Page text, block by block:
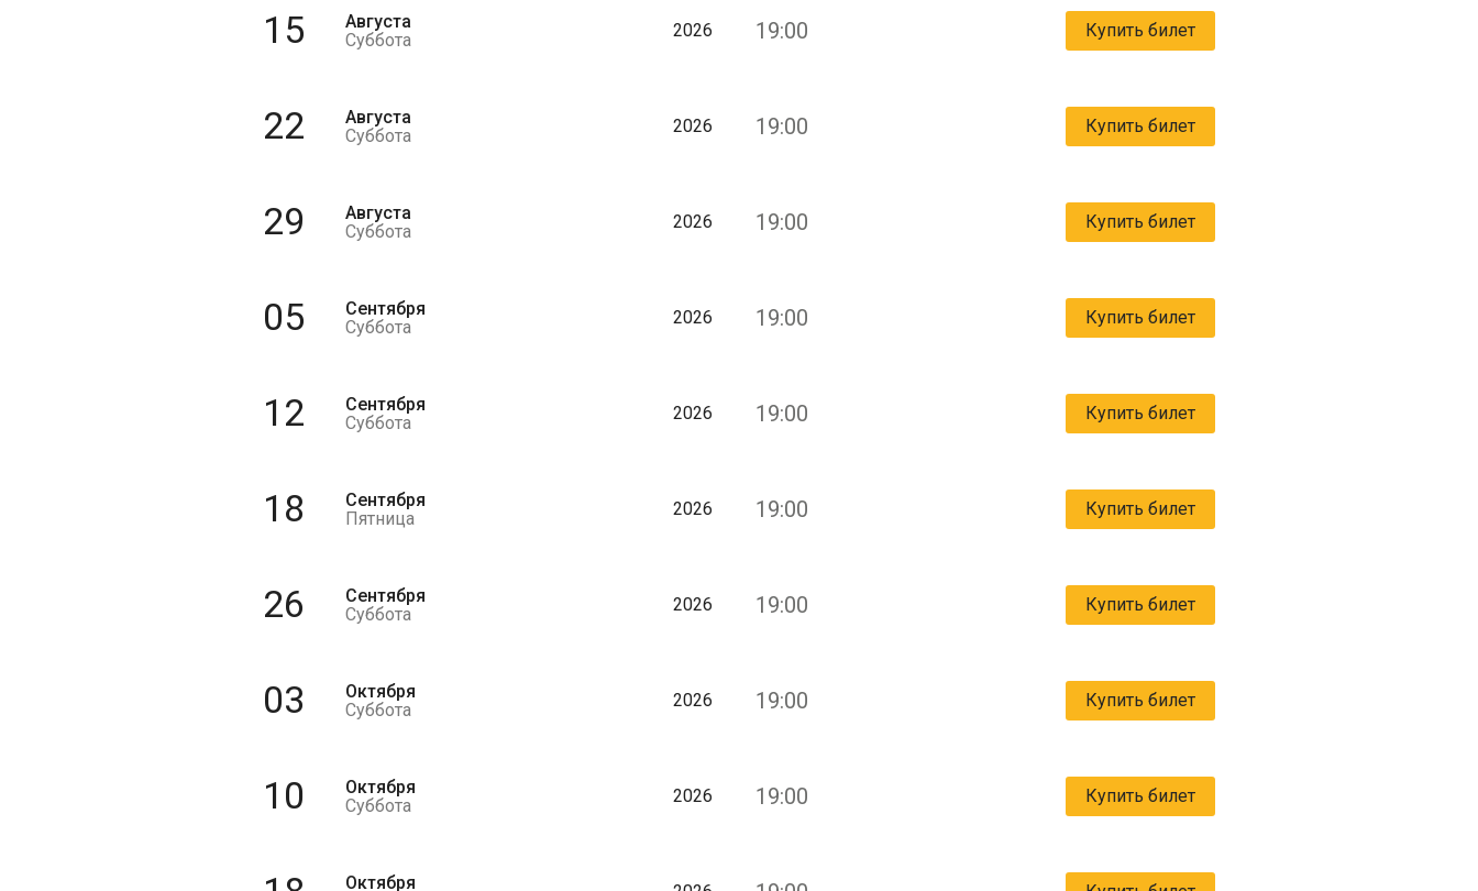
15
Августа
Суббота
2026 19:00 Купить билет
22
Августа
Суббота
2026 19:00 Купить билет
29
Августа
Суббота
2026 19:00 Купить билет
05
Сентября
Суббота
2026 19:00 Купить билет
12
Сентября
Суббота
2026 19:00 Купить билет
18
Сентября
Пятница
2026 19:00 Купить билет
26
Сентября
Суббота
2026 19:00 Купить билет
03
Октября
Суббота
2026 19:00 Купить билет
10
Октября
Суббота
2026 19:00 Купить билет
Октября